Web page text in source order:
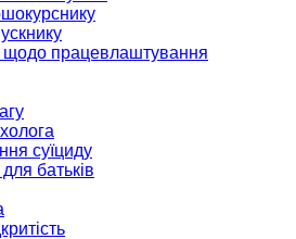
щодо працевлаштування
суїциду
батьків